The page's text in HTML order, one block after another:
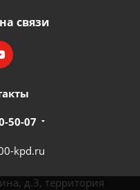
связи
50-07
kpd.ru
д.3, территория